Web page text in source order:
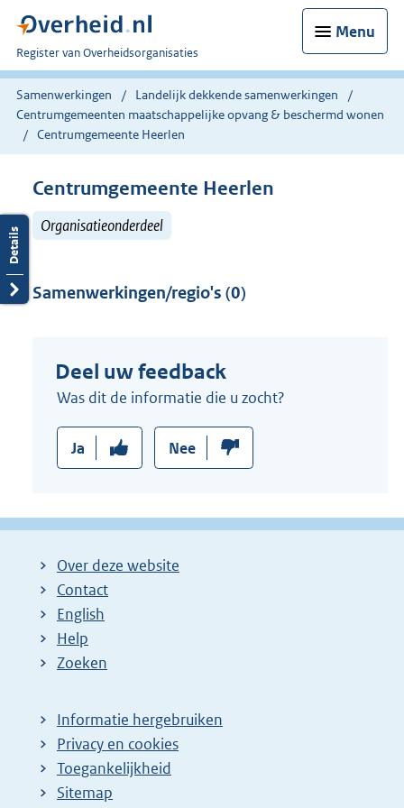
Menu
U
bent
nu
hier:
Register van Overheidsorganisaties
Samenwerkingen
Landelijk dekkende samenwerkingen
Centrumgemeenten maatschappelijke opvang & beschermd wonen
Centrumgemeente Heerlen
Centrumgemeente Heerlen
Organisatieonderdeel
Samenwerkingen/regio's (0)
Deel uw feedback
Was dit de informatie die u zocht?
Ja Nee
Over deze website
Contact
English
Help
Zoeken
Informatie hergebruiken
Privacy en cookies
Toegankelijkheid
Sitemap